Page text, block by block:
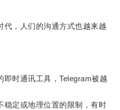
，人们的沟通方式也越来越
时通讯工具，Telegram被越
定或地理位置的限制，有时